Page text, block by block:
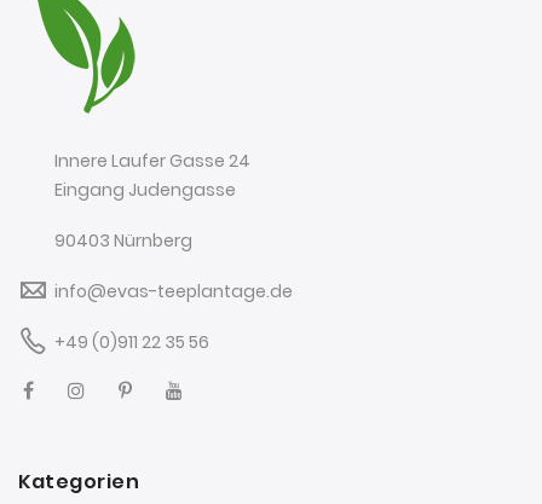
Innere Laufer Gasse 24
Eingang Judengasse
90403 Nürnberg
info@evas-teeplantage.de
+49 (0)911 22 35 56
Kategorien